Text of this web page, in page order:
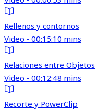
Rellenos y contornos
Video - 00:15:10 mins
Relaciones entre Objetos
Video - 00:12:48 mins
Recorte y PowerClip